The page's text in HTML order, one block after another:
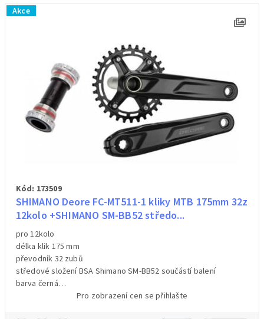
Akce
Kód: 173509
SHIMANO Deore FC-MT511-1 kliky MTB 175mm 32z
12kolo +SHIMANO SM-BB52 středo...
pro 12kolo
délka klik 175 mm
převodník 32 zubů
středové složení BSA Shimano SM-BB52 součástí balení
barva černá
hmotnost 956 g /váženo/Pro zobrazení cen se přihlašte